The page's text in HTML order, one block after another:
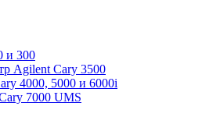
и 300
Agilent Cary 3500
4000, 5000 и 6000i
7000 UMS